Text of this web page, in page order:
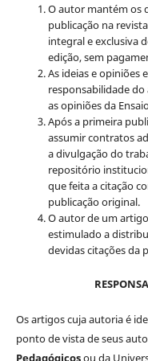
O autor mantém os
publicação na
integral e exclusiva
edição, sem
As ideias e opiniões
responsabilidade
as opiniões da
Após a primeira
assumir contratos
a divulgação do
repositório
que feita a citação
publicação original.
O autor de um
estimulado a
devidas citações da
Os artigos cuja autoria é
ponto de vista de seus
Pedagógicosou da